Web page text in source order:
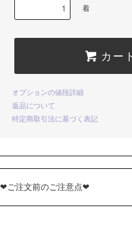
着
カー
オプションの値段詳細
返品について
特定商取引法に基づく表記
❤ご注文前のご注意点❤